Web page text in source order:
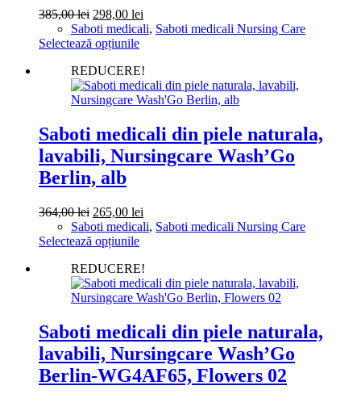
385,00lei Prețul
inițial
a
385,00 lei.
298,00 lei
curent
Saboti medicali, Saboti medicali Nursing Care
Selectează opțiunileAcest
are
mai
multe
Opțiunile
pot
fi
produsului.
REDUCERE!
Saboti medicali din piele naturala,
lavabili, Nursingcare Wash’Go
Berlin, alb
364,00lei Prețul
inițial
a
364,00 lei.
265,00 lei
curent
Saboti medicali, Saboti medicali Nursing Care
Selectează opțiunileAcest
are
mai
multe
Opțiunile
pot
fi
alese
în
REDUCERE!
Saboti medicali din piele naturala,
lavabili, Nursingcare Wash’Go
Berlin-WG4AF65, Flowers 02